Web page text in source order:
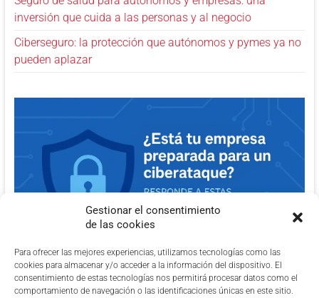
Gestionar el consentimiento
de las cookies
Para ofrecer las mejores experiencias, utilizamos tecnologías como las
cookies para almacenar y/o acceder a la información del dispositivo. El
consentimiento de estas tecnologías nos permitirá procesar datos como el
comportamiento de navegación o las identificaciones únicas en este sitio.
inversión que cuida a las personas y al negocio
Ciberseguro: la protección que autónomos y pymes ya no
pueden aplazar